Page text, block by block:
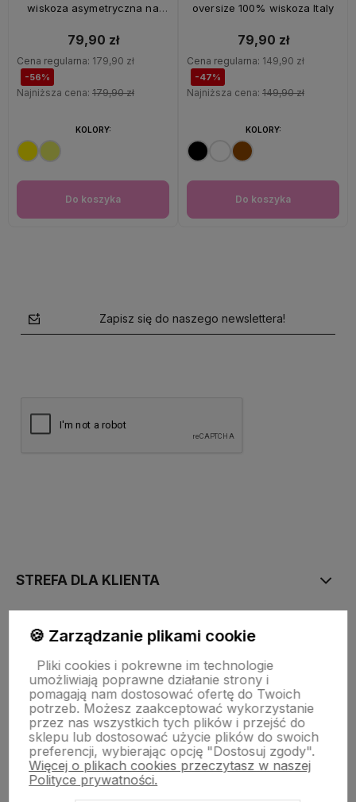
wiskoza asymetryczna na
79,90 zł
Cena regularna: 179,90 zł
-56%
Najniższa cena: 179,90 zł
Do koszyka
KOLORY:
oversize 100% wiskoza Italy
79,90 zł
Cena regularna: 149,90 zł
-47%
Najniższa cena: 149,90 zł
Do koszyka
KOLORY:
Zapisz się do naszego newslettera!
STREFA DLA KLIENTA
PŁATNOŚĆ I DOSTAWA
STRONY INFORMACYJNE
POMOC DLA KLIENTA
🍪 Zarządzanie plikami cookie
Pliki cookies i pokrewne im technologie
umożliwiają poprawne działanie strony i
pomagają nam dostosować ofertę do Twoich
potrzeb. Możesz zaakceptować wykorzystanie
przez nas wszystkich tych plików i przejść do
sklepu lub dostosować użycie plików do swoich
preferencji, wybierając opcję "Dostosuj zgody".
Więcej o plikach cookies przeczytasz w naszej
Polityce prywatności.